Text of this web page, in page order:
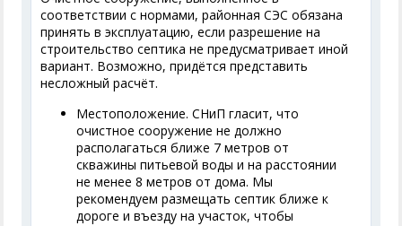
соответствии с нормами, районная СЭС обязана
принять в эксплуатацию, если разрешение на
строительство септика не предусматривает иной
вариант. Возможно, придётся представить
несложный расчёт.
Местоположение. СНиП гласит, что
очистное сооружение не должно
располагаться ближе 7 метров от
скважины питьевой воды и на расстоянии
не менее 8 метров от дома. Мы
рекомендуем размещать септик ближе к
дороге и въезду на участок, чтобы